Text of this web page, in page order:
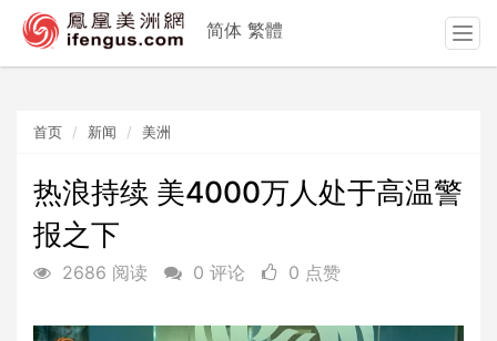
首页 新闻 美洲
热浪持续 美4000万人处于高温警
报之下
2686 阅读 0 评论 0 点赞
简体 繁體
T
o
n
a
t